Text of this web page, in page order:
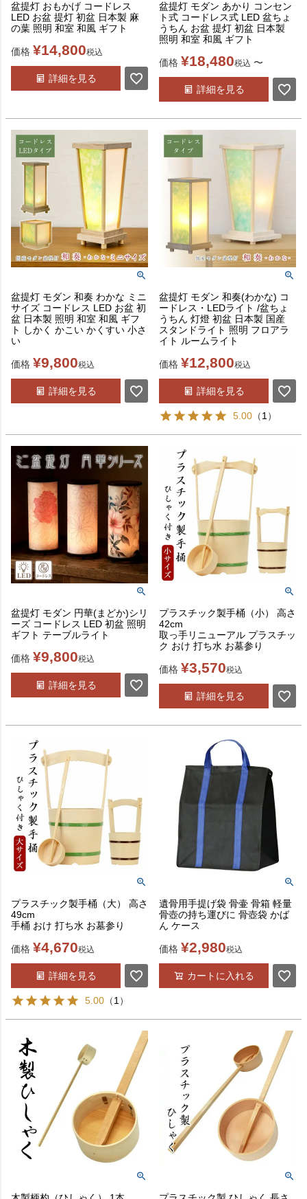
盆提灯 おもかげ コードレス
LED お盆 提灯 初盆 日本製 麻
の葉 照明 和室 和風 ギフト
価格 ¥14,800税込
詳細を見る
盆提灯 モダン あかり コンセン
ト式 コードレス式 LED 盆ちょ
うちん お盆 提灯 初盆 日本製
照明 和室 和風 ギフト
価格 ¥18,480税込 〜
詳細を見る
盆提灯 モダン 和奏 わかな ミニ
サイズ コードレス LED お盆 初
盆 日本製 照明 和室 和風 ギフ
ト しかく かこい かくすい 小さ
い
価格 ¥9,800税込
詳細を見る
盆提灯 モダン 和奏(わかな) コ
ードレス・LEDライト /盆ちょ
うちん 灯燈 初盆 日本製 国産
スタンドライト 照明 フロアラ
イト ルームライト
価格 ¥12,800税込
詳細を見る
5.00 （1 ）
盆提灯 モダン 円華(まどか)シリ
ーズ コードレス LED 初盆 照明
ギフト テーブルライト
価格 ¥9,800税込
詳細を見る
プラスチック製手桶（小） 高さ
42cm
取っ手リニューアル プラスチッ
ク おけ 打ち水 お墓参り
価格 ¥3,570税込
詳細を見る
プラスチック製手桶（大） 高さ
49cm
手桶 おけ 打ち水 お墓参り
価格 ¥4,670税込
詳細を見る
5.00 （1 ）
遺骨用手提げ袋 骨壷 骨箱 軽量
骨壺の持ち運びに 骨壺袋 かば
ん ケース
価格 ¥2,980税込
カートに入れる